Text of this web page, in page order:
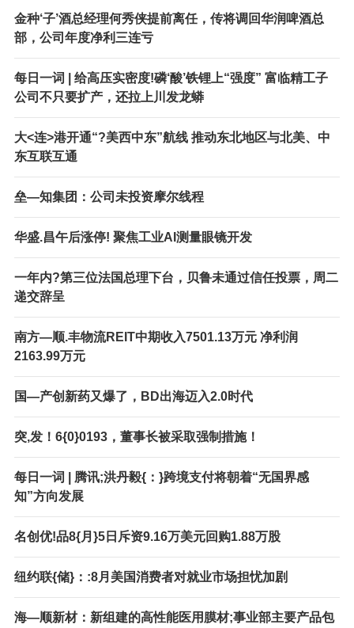
金种‘子’酒总经理何秀侠提前离任，传将调回华润啤酒总
部，公司年度净利三连亏
每日一词 | 给高压实密度!磷‘酸’铁锂上“强度” 富临精工子
公司不只要扩产，还拉上川发龙蟒
大<连>港开通“?美西中东”航线 推动东北地区与北美、中
东互联互通
垒—知集团：公司未投资摩尔线程
华盛.昌午后涨停! 聚焦工业AI测量眼镜开发
一年内?第三位法国总理下台，贝鲁未通过信任投票，周二
递交辞呈
南方—顺.丰物流REIT中期收入7501.13万元 净利润
2163.99万元
国—产创新药又爆了，BD出海迈入2.0时代
突,发！6{0}0193，董事长被采取强制措施！
每日一词 | 腾讯;洪丹毅{：}跨境支付将朝着“无国界感
知”方向发展
名创优!品8{月}5日斥资9.16万美元回购1.88万股
纽约联{储}：:8月美国消费者对就业市场担忧加剧
海—顺新材：新组建的高性能医用膜材;事业部主要产品包